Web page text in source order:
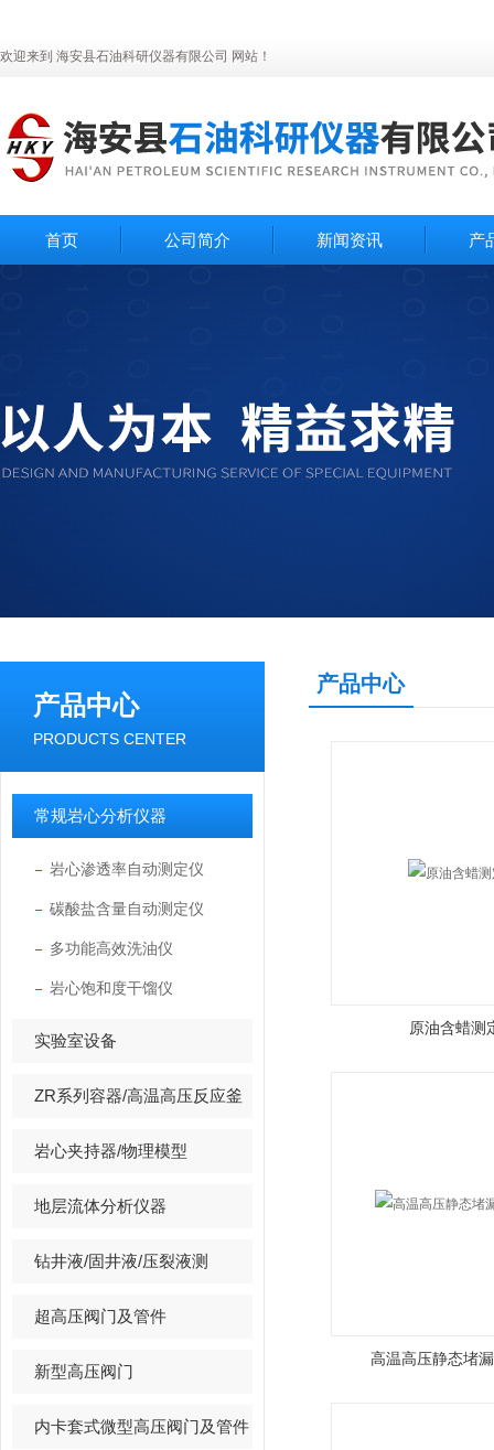
欢迎来到 海安县石油科研仪器有限公司 网站！
首页 公司简介 新闻资讯 产
产品中心
PRODUCTS CENTER
常规岩心分析仪器
岩心渗透率自动测定仪
碳酸盐含量自动测定仪
多功能高效洗油仪
岩心饱和度干馏仪
实验室设备
ZR系列容器/高温高压反应釜
岩心夹持器/物理模型
地层流体分析仪器
钻井液/固井液/压裂液测
超高压阀门及管件
新型高压阀门
内卡套式微型高压阀门及管件
产品中心
原油含蜡测
高温高压静态堵